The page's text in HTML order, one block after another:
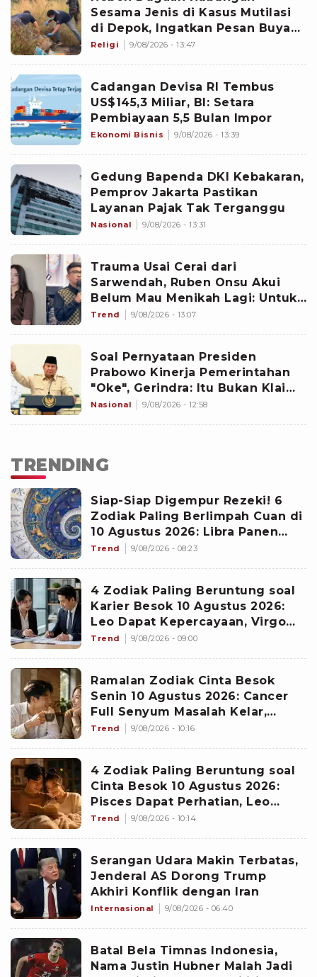
Sesama Jenis di Kasus Mutilasi
di Depok, Ingatkan Pesan Buya
Yahya soal Taubat
Religi 9/08/2026 - 13:47
Cadangan Devisa RI Tembus
US$145,3 Miliar, BI: Setara
Pembiayaan 5,5 Bulan Impor
Ekonomi Bisnis 9/08/2026 - 13:39
Gedung Bapenda DKI Kebakaran,
Pemprov Jakarta Pastikan
Layanan Pajak Tak Terganggu
Nasional 9/08/2026 - 13:31
Trauma Usai Cerai dari
Sarwendah, Ruben Onsu Akui
Belum Mau Menikah Lagi: Untuk
Hati Belum
Trend 9/08/2026 - 13:07
Soal Pernyataan Presiden
Prabowo Kinerja Pemerintahan
"Oke", Gerindra: Itu Bukan Klaim
Sepihak!
Nasional 9/08/2026 - 12:58
TRENDING
Siap-Siap Digempur Rezeki! 6
Zodiak Paling Berlimpah Cuan di
10 Agustus 2026: Libra Panen
Proyek Emas
Trend 9/08/2026 - 08:23
4 Zodiak Paling Beruntung soal
Karier Besok 10 Agustus 2026:
Leo Dapat Kepercayaan, Virgo
Makin Diperhitungkan
Trend 9/08/2026 - 09:00
Ramalan Zodiak Cinta Besok
Senin 10 Agustus 2026: Cancer
Full Senyum Masalah Kelar,
Scorpio Awas Terprovokasi
Trend 9/08/2026 - 10:16
4 Zodiak Paling Beruntung soal
Cinta Besok 10 Agustus 2026:
Pisces Dapat Perhatian, Leo
Makin Dekat dengan Si Dia
Trend 9/08/2026 - 10:14
Serangan Udara Makin Terbatas,
Jenderal AS Dorong Trump
Akhiri Konflik dengan Iran
Internasional 9/08/2026 - 06:40
Batal Bela Timnas Indonesia,
Nama Justin Hubner Malah Jadi